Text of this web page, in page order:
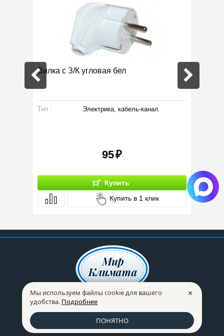
Вилка с З/К угловая бел
Тип : Электрика, кабель-канал
95
Купить
Купить в 1 клик
СОЗДАЕМ КЛИМАТ 24 ГОДА
© 2002-2026 ООО «ОДБ»
Мы используем файлы cookie для вашего
удобства. Подробнее
✕
ПОНЯТНО